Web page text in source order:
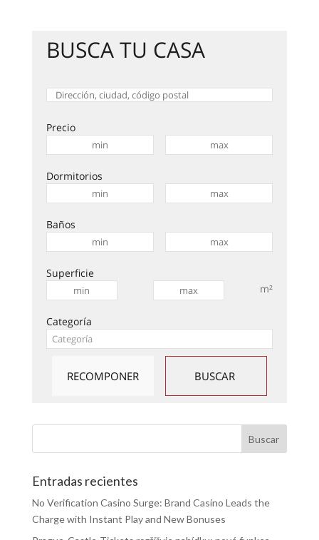
BUSCA TU CASA
Precio
Dormitorios
Baños
Superficie
m²
Categoría
Entradas recientes
No Verification Casino Surge: Brand Casino Leads the
Charge with Instant Play and New Bonuses